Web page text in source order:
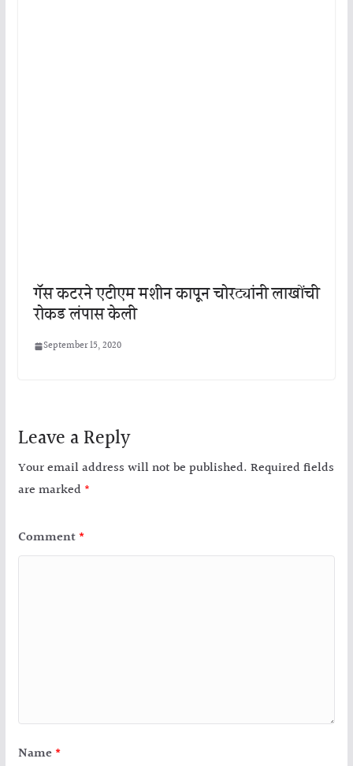
गॅस कटरने एटीएम मशीन कापून चोरट्यांनी लाखोंची
रोकड लंपास केली
September 15, 2020
Leave a Reply
Your email address will not be published. Required fields
are marked *
Comment *
Name *